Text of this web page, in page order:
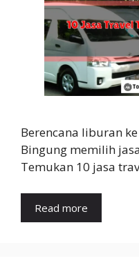
Berencana liburan
Bingung memilih
Temukan 10 jasa
Read more